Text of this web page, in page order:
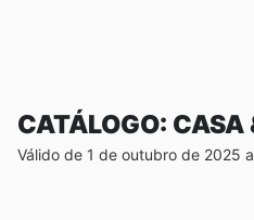
CATÁLOGO: CASA
Válido de 1 de outubro de 2025